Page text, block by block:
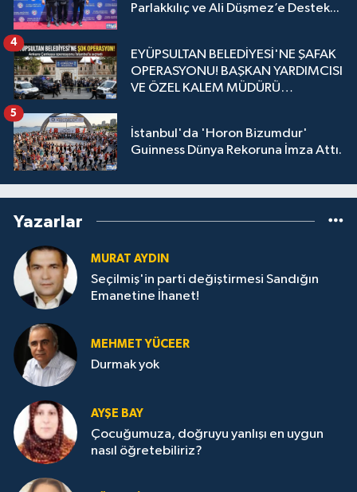
Parlakkılıç ve Ali Düşmez’e Destek...
EYÜPSULTAN BELEDİYESİ'NE ŞAFAK
OPERASYONU! BAŞKAN YARDIMCISI
VE ÖZEL KALEM MÜDÜRÜ
4
İstanbul'da 'Horon Bizumdur'
Guinness Dünya Rekoruna İmza Attı.
5
Yazarlar
MURAT AYDIN
Seçilmiş'in parti değiştirmesi Sandığın
Emanetine İhanet!
MEHMET YÜCEER
Durmak yok
AYŞE BAY
Çocuğumuza, doğruyu yanlışı en uygun
nasıl öğretebiliriz?